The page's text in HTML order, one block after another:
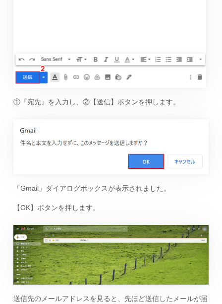
①『宛先』を入力し、②【送信】ボタンを押します。
「Gmail」ダイアログボックスが表示されました。
【OK】ボタンを押します。
送信先のメールアドレスを見ると、先ほど送信したメールが届